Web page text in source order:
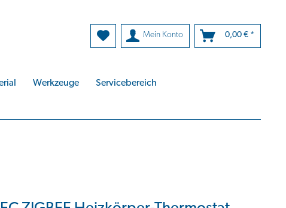
Mein Konto 0,00 € *
Werkzeuge Servicebereich